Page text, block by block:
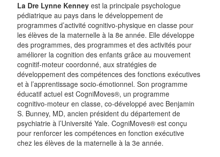
La Dre Lynne Kenney est la principale psychologue
pédiatrique au pays dans le développement de
programmes d’activité cognitivo-physique en classe pour
les élèves de la maternelle à la 8e année. Elle développe
des programmes, des programmes et des activités pour
améliorer la cognition des enfants grâce au mouvement
cognitif-moteur coordonné, aux stratégies de
développement des compétences des fonctions exécutives
et à l’apprentissage socio-émotionnel. Son programme
éducatif actuel est CogniMoves®, un programme
cognitivo-moteur en classe, co-développé avec Benjamin
S. Bunney, MD, ancien président du département de
psychiatrie à l’Université Yale. CogniMoves® est conçu
pour renforcer les compétences en fonction exécutive
chez les élèves de la maternelle à la 3e année.